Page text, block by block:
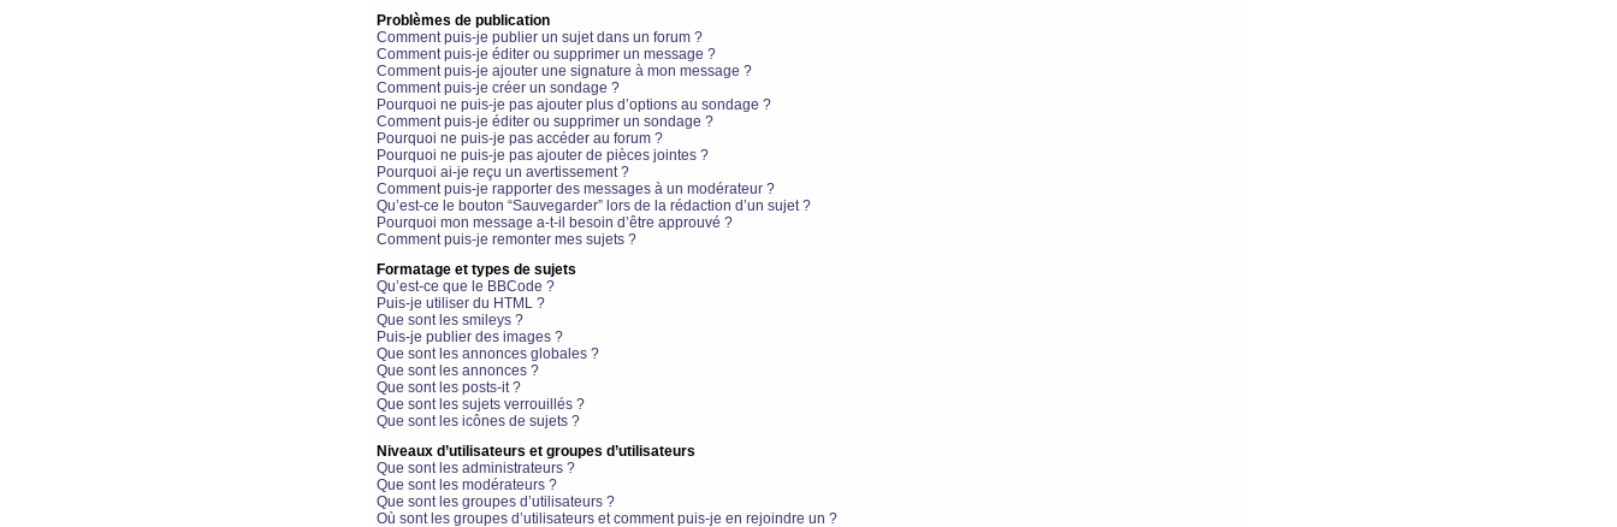
Problèmes de publication
Comment puis-je publier un sujet dans un forum ?
Comment puis-je éditer ou supprimer un message ?
Comment puis-je ajouter une signature à mon message ?
Comment puis-je créer un sondage ?
Pourquoi ne puis-je pas ajouter plus d’options au sondage ?
Comment puis-je éditer ou supprimer un sondage ?
Pourquoi ne puis-je pas accéder au forum ?
Pourquoi ne puis-je pas ajouter de pièces jointes ?
Pourquoi ai-je reçu un avertissement ?
Comment puis-je rapporter des messages à un modérateur ?
Qu’est-ce le bouton “Sauvegarder” lors de la rédaction d’un sujet ?
Pourquoi mon message a-t-il besoin d’être approuvé ?
Comment puis-je remonter mes sujets ?
Formatage et types de sujets
Qu’est-ce que le BBCode ?
Puis-je utiliser du HTML ?
Que sont les smileys ?
Puis-je publier des images ?
Que sont les annonces globales ?
Que sont les annonces ?
Que sont les posts-it ?
Que sont les sujets verrouillés ?
Que sont les icônes de sujets ?
Niveaux d’utilisateurs et groupes d’utilisateurs
Que sont les administrateurs ?
Que sont les modérateurs ?
Que sont les groupes d’utilisateurs ?
Où sont les groupes d’utilisateurs et comment puis-je en rejoindre un ?